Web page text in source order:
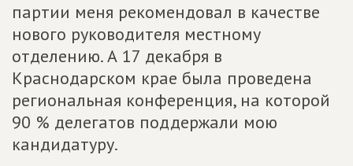
партии меня рекомендовал в качестве
нового руководителя местному
отделению. А 17 декабря в
Краснодарском крае была проведена
региональная конференция, на которой
90 % делегатов поддержали мою
кандидатуру.